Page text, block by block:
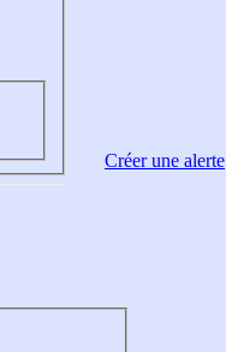
Créer une alerte